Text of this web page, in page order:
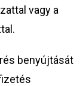
vagy a
benyújtását